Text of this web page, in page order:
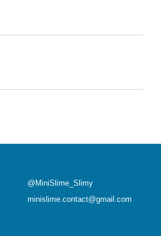
@MiniSlime_Slimy
minislime.contact@gmail.com